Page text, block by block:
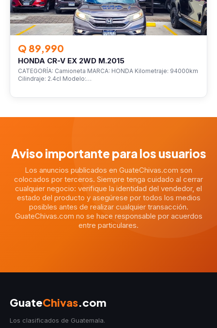
Q 89,990
HONDA CR-V EX 2WD M.2015
CATEGORÍA: Camioneta MARCA: HONDA Kilometraje: 94000km
Cilindraje: 2.4cl Modelo:…
Aviso importante para los usuarios
Los anuncios publicados en GuateChivas.com son
colocados por terceros. Siempre tenga cuidado al cerrar
cualquier negocio: verifique la identidad del vendedor, el
estado del producto y asegúrese por todos los medios
posibles antes de realizar cualquier transacción.
GuateChivas.com no se hace responsable por acuerdos
entre particulares.
GuateChivas.com
Los clasificados de Guatemala.